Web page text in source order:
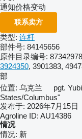
通知价格变动
联系卖方
类型: 连杆
部件号: 84145656
原件目录编号:
3924350, 3901383,
部
位置: 乌克兰 pgt.
States/Columbus"
发布于: 2026年7月15日
Agroline ID: AU14386
情况
情况: 新